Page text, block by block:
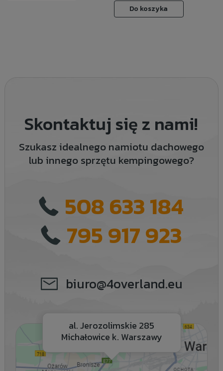
Do koszyka
Skontaktuj się z nami!
Szukasz idealnego namiotu dachowego
lub innego sprzętu kempingowego?
508 633 184
795 917 923
biuro@4overland.eu
al. Jerozolimskie 285
Michałowice k. Warszawy